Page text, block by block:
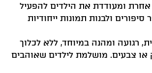
אחרת ומעודדת את הילדים להפעיל
ולבנות תמונות ייחודיות
רגועה ומהנה במיוחד, ללא לכלוך
או צבעים. מושלמת לילדים שאוהבים